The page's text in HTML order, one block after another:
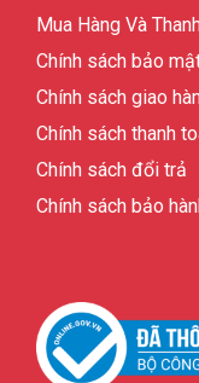
Mua Hàng Và
Chính sách bảo
Chính sách giao
Chính sách thanh
Chính sách đổi trả
Chính sách bảo